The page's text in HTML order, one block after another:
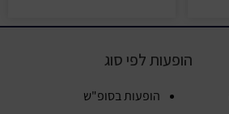
הופעות לפי סוג
הופעות בסופ"ש